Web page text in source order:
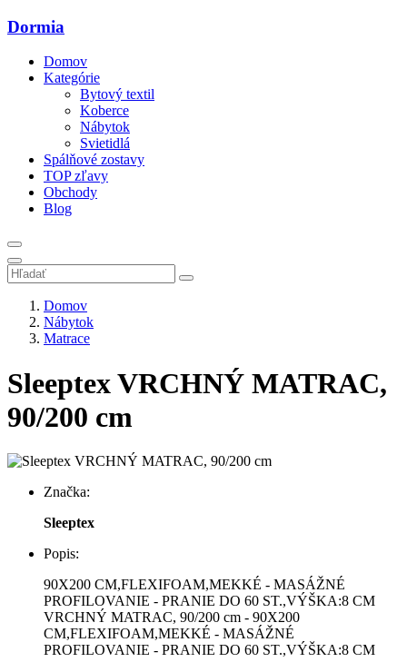
Dormia
Domov
Kategórie
Bytový textil
Koberce
Nábytok
Svietidlá
Spálňové zostavy
TOP zľavy
Obchody
Blog
Domov
Nábytok
Matrace
Sleeptex VRCHNÝ MATRAC,
90/200 cm
Značka:
Sleeptex
Popis:
90X200 CM,FLEXIFOAM,MEKKÉ - MASÁŽNÉ
PROFILOVANIE - PRANIE DO 60 ST.,VÝŠKA:8 CM
VRCHNÝ MATRAC, 90/200 cm - 90X200
CM,FLEXIFOAM,MEKKÉ - MASÁŽNÉ
PROFILOVANIE - PRANIE DO 60 ST.,VÝŠKA:8 CM